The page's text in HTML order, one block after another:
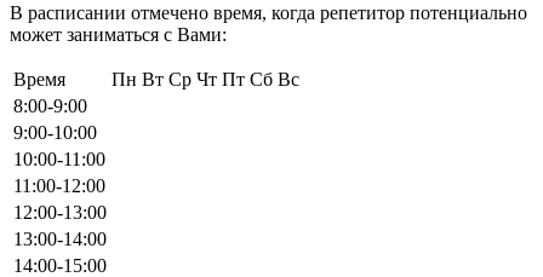
В расписании отмечено время, когда репетитор потенциально
может заниматься с Вами:
Время Пн Вт Ср Чт Пт Сб Вс
8:00-9:00
9:00-10:00
10:00-11:00
11:00-12:00
12:00-13:00
13:00-14:00
14:00-15:00